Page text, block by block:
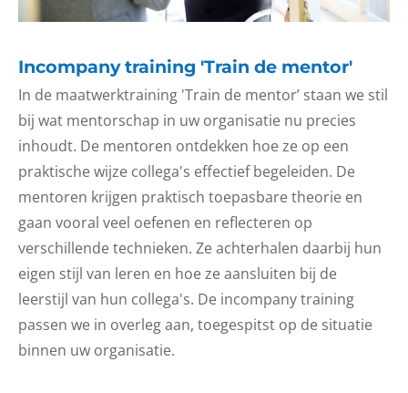
Incompany training 'Train de mentor'
In de maatwerktraining 'Train de mentor’ staan we stil
bij wat mentorschap in uw organisatie nu precies
inhoudt. De mentoren ontdekken hoe ze op een
praktische wijze collega's effectief begeleiden. De
mentoren krijgen praktisch toepasbare theorie en
gaan vooral veel oefenen en reflecteren op
verschillende technieken. Ze achterhalen daarbij hun
eigen stijl van leren en hoe ze aansluiten bij de
leerstijl van hun collega's. De incompany training
passen we in overleg aan, toegespitst op de situatie
binnen uw organisatie.